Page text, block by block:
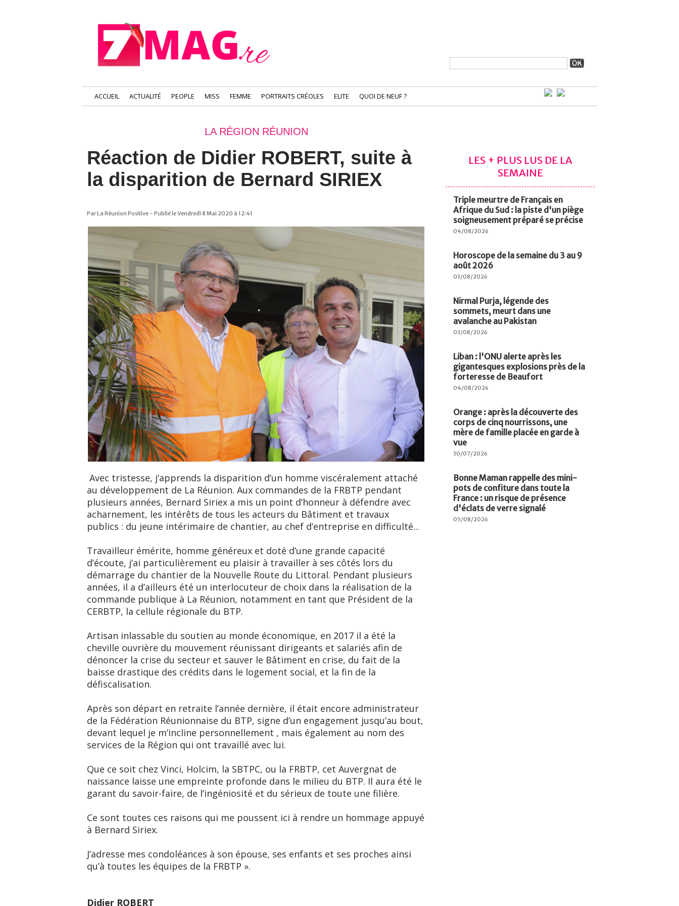
ACCUEIL ACTUALITÉ PEOPLE MISS FEMME PORTRAITS CRÉOLES ELITE QUOI DE NEUF ?
LA RÉGION RÉUNION
Réaction de Didier ROBERT, suite à
la disparition de Bernard SIRIEX
Par La Réunion Positive - Publié le Vendredi 8 Mai 2020 à 12:41
Avec tristesse, j’apprends la disparition d’un homme viscéralement attaché
au développement de La Réunion. Aux commandes de la FRBTP pendant
plusieurs années, Bernard Siriex a mis un point d’honneur à défendre avec
acharnement, les intérêts de tous les acteurs du Bâtiment et travaux
publics : du jeune intérimaire de chantier, au chef d’entreprise en difficulté...
Travailleur émérite, homme généreux et doté d’une grande capacité
d’écoute, j’ai particulièrement eu plaisir à travailler à ses côtés lors du
démarrage du chantier de la Nouvelle Route du Littoral. Pendant plusieurs
années, il a d’ailleurs été un interlocuteur de choix dans la réalisation de la
commande publique à La Réunion, notamment en tant que Président de la
CERBTP, la cellule régionale du BTP.
Artisan inlassable du soutien au monde économique, en 2017 il a été la
cheville ouvrière du mouvement réunissant dirigeants et salariés afin de
dénoncer la crise du secteur et sauver le Bâtiment en crise, du fait de la
baisse drastique des crédits dans le logement social, et la fin de la
défiscalisation.
Après son départ en retraite l’année dernière, il était encore administrateur
de la Fédération Réunionnaise du BTP, signe d’un engagement jusqu’au bout,
devant lequel je m’incline personnellement , mais également au nom des
services de la Région qui ont travaillé avec lui.
Que ce soit chez Vinci, Holcim, la SBTPC, ou la FRBTP, cet Auvergnat de
naissance laisse une empreinte profonde dans le milieu du BTP. Il aura été le
garant du savoir-faire, de l’ingéniosité et du sérieux de toute une filière.
Ce sont toutes ces raisons qui me poussent ici à rendre un hommage appuyé
à Bernard Siriex.
J’adresse mes condoléances à son épouse, ses enfants et ses proches ainsi
qu’à toutes les équipes de la FRBTP ».
Didier ROBERT
LES + PLUS LUS DE LA
SEMAINE
Triple meurtre de Français en
Afrique du Sud : la piste d'un piège
soigneusement préparé se précise
04/08/2026
Horoscope de la semaine du 3 au 9
août 2026
03/08/2026
Nirmal Purja, légende des
sommets, meurt dans une
avalanche au Pakistan
03/08/2026
Liban : l'ONU alerte après les
gigantesques explosions près de la
forteresse de Beaufort
04/08/2026
Orange : après la découverte des
corps de cinq nourrissons, une
mère de famille placée en garde à
vue
30/07/2026
Bonne Maman rappelle des mini-
pots de confiture dans toute la
France : un risque de présence
d'éclats de verre signalé
05/08/2026